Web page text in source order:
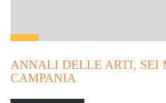
ANNALI DELLE ARTI, SEI
CAMPANIA